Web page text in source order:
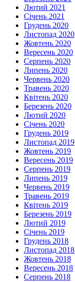
Лютий 2021
Січень 2021
Грудень 2020
Листопад 2020
Жовтень 2020
Вересень 2020
Серпень 2020
Липень 2020
Червень 2020
Травень 2020
Квітень 2020
Березень 2020
Лютий 2020
Січень 2020
Грудень 2019
Листопад 2019
Жовтень 2019
Вересень 2019
Серпень 2019
Липень 2019
Червень 2019
Травень 2019
Квітень 2019
Березень 2019
Лютий 2019
Січень 2019
Грудень 2018
Листопад 2018
Жовтень 2018
Вересень 2018
Серпень 2018